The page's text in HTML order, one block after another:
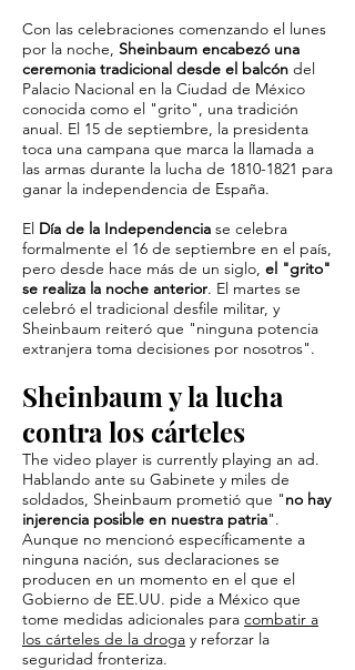
Con las celebraciones comenzando el lunes
por la noche, Sheinbaum encabezó una
ceremonia tradicional desde el balcón del
Palacio Nacional en la Ciudad de México
conocida como el "grito", una tradición
anual. El 15 de septiembre, la presidenta
toca una campana que marca la llamada a
las armas durante la lucha de 1810-1821 para
ganar la independencia de España.
El Día de la Independencia se celebra
formalmente el 16 de septiembre en el país,
pero desde hace más de un siglo, el "grito"
se realiza la noche anterior. El martes se
celebró el tradicional desfile militar, y
Sheinbaum reiteró que "ninguna potencia
extranjera toma decisiones por nosotros".
Sheinbaum y la lucha
contra los cárteles
The video player is currently playing an ad.
Hablando ante su Gabinete y miles de
soldados, Sheinbaum prometió que "no hay
injerencia posible en nuestra patria".
Aunque no mencionó específicamente a
ninguna nación, sus declaraciones se
producen en un momento en el que el
Gobierno de EE.UU. pide a México que
tome medidas adicionales para combatir a
los cárteles de la droga y reforzar la
seguridad fronteriza.